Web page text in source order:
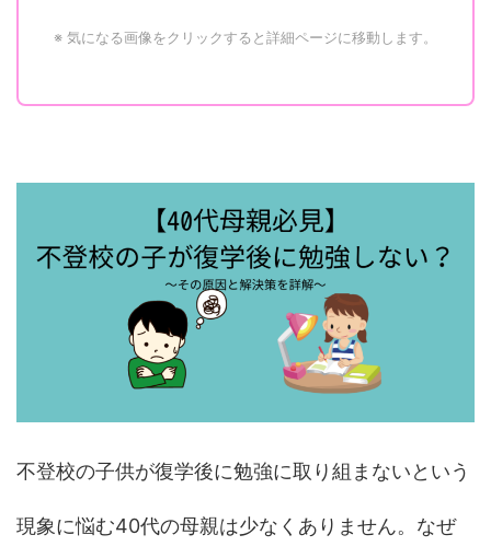
※ 気になる画像をクリックすると詳細ページに移動します。
不登校の子供が復学後に勉強に取り組まないという
現象に悩む40代の母親は少なくありません。なぜ